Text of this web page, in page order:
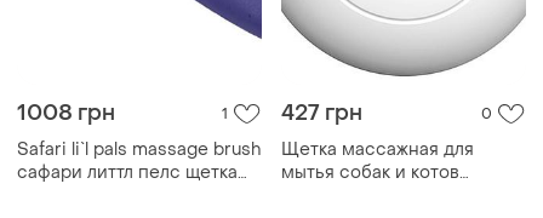
1008 грн 1
Safari li`l pals massage brush
сафари литтл пелс щетка
427 грн 0
Щетка массажная для
мытья собак и котов